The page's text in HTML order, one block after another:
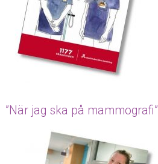
”När jag ska på mammografi”